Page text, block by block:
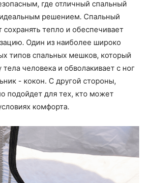
где отличный спальный
решением. Спальный
тепло и обеспечивает
Один из наиболее широко
типов спальных мешков, который
человека и обволакивает с ног
- кокон. С другой стороны,
подойдет для тех, кто может
комфорта.